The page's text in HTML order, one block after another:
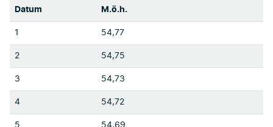
Datum M.ö.h.
1 54,77
2 54,75
3 54,73
4 54,72
5 54,69